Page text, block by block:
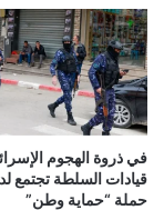
في ذروة الهجوم
قيادات السلطة تجتمع
حملة “حماية وطن”